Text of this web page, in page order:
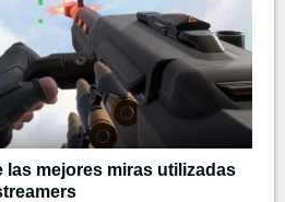
las mejores miras utilizadas